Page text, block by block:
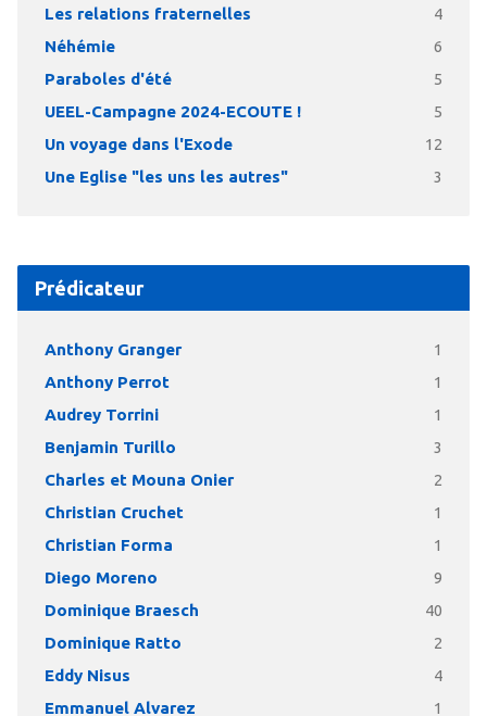
Les relations fraternelles 4
Néhémie 6
Paraboles d'été 5
UEEL-Campagne 2024-ECOUTE ! 5
Un voyage dans l'Exode 12
Une Eglise "les uns les autres" 3
Prédicateur
Anthony Granger 1
Anthony Perrot 1
Audrey Torrini 1
Benjamin Turillo 3
Charles et Mouna Onier 2
Christian Cruchet 1
Christian Forma 1
Diego Moreno 9
Dominique Braesch 40
Dominique Ratto 2
Eddy Nisus 4
Emmanuel Alvarez 1